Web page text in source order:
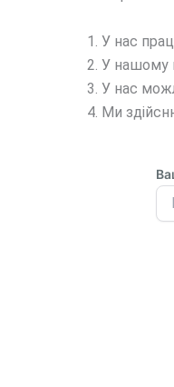
У нас
У нашому
У нас
Ми